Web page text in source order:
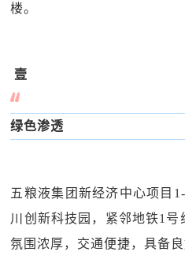
楼。
壹
绿色渗透
五粮液集团新经济中心项目
川创新科技园，紧邻地铁1
氛围浓厚，交通便捷，具备良